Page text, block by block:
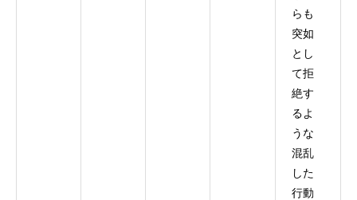
らも
突如
とし
て拒
絶す
るよ
うな
混乱
した
行動